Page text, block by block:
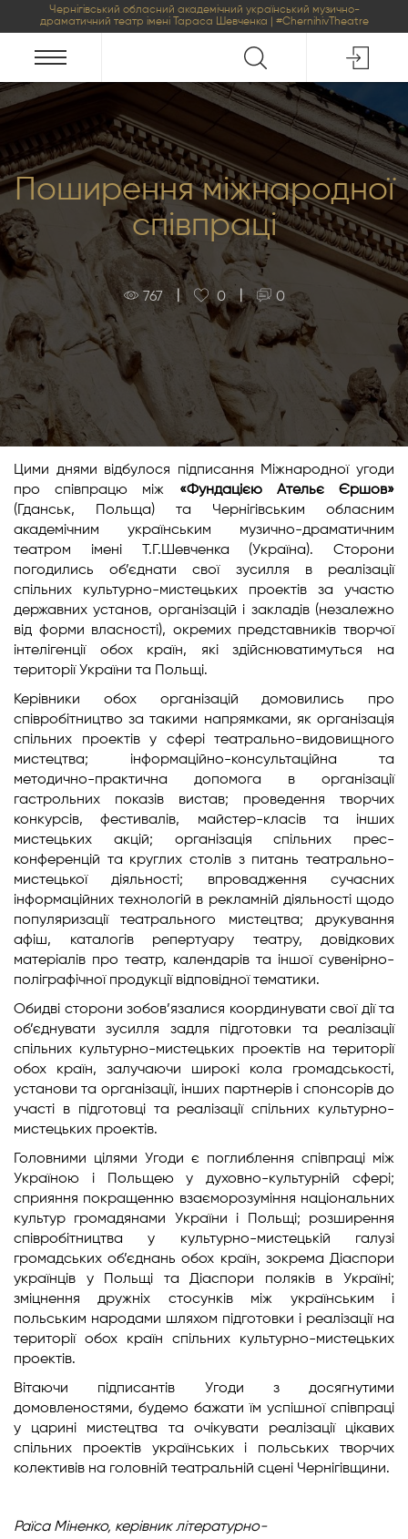
Чернігівський обласний академічний український музично-
драматичний театр імені Тараса Шевченка | #ChernihivTheatre
Поширення міжнародної
співпраці
767 | 0 | 0
Цими днями відбулося підписання Міжнародної угоди
про співпрацю між «Фундацією Ательє Єршов»
(Гданськ, Польща) та Чернігівським обласним
академічним українським музично-драматичним
театром імені Т.Г.Шевченка (Україна). Сторони
погодились об’єднати свої зусилля в реалізації
спільних культурно-мистецьких проектів за участю
державних установ, організацій і закладів (незалежно
від форми власності), окремих представників творчої
інтелігенції обох країн, які здійснюватимуться на
території України та Польщі.
Керівники обох організацій домовились про
співробітництво за такими напрямками, як організація
спільних проектів у сфері театрально-видовищного
мистецтва; інформаційно-консультаційна та
методично-практична допомога в організації
гастрольних показів вистав; проведення творчих
конкурсів, фестивалів, майстер-класів та інших
мистецьких акцій; організація спільних прес-
конференцій та круглих столів з питань театрально-
мистецької діяльності; впровадження сучасних
інформаційних технологій в рекламній діяльності щодо
популяризації театрального мистецтва; друкування
афіш, каталогів репертуару театру, довідкових
матеріалів про театр, календарів та іншої сувенірно-
поліграфічної продукції відповідної тематики.
Обидві сторони зобов’язалися координувати свої дії та
об’єднувати зусилля задля підготовки та реалізації
спільних культурно-мистецьких проектів на території
обох країн, залучаючи широкі кола громадськості,
установи та організації, інших партнерів і спонсорів до
участі в підготовці та реалізації спільних культурно-
мистецьких проектів.
Головними цілями Угоди є поглиблення співпраці між
Україною і Польщею у духовно-культурній сфері;
сприяння покращенню взаєморозуміння національних
культур громадянами України і Польщі; розширення
співробітництва у культурно-мистецькій галузі
громадських об’єднань обох країн, зокрема Діаспори
українців у Польщі та Діаспори поляків в Україні;
зміцнення дружніх стосунків між українським і
польським народами шляхом підготовки і реалізації на
території обох країн спільних культурно-мистецьких
проектів.
Вітаючи підписантів Угоди з досягнутими
домовленостями, будемо бажати їм успішної співпраці
у царині мистецтва та очікувати реалізації цікавих
спільних проектів українських і польських творчих
колективів на головній театральній сцені Чернігівщини.
Раїса Міненко, керівник літературно-